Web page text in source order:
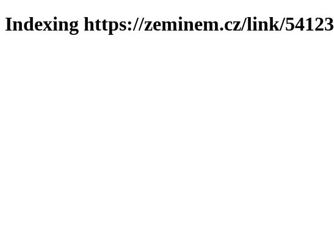
Indexing https://zeminem.cz/link/54123